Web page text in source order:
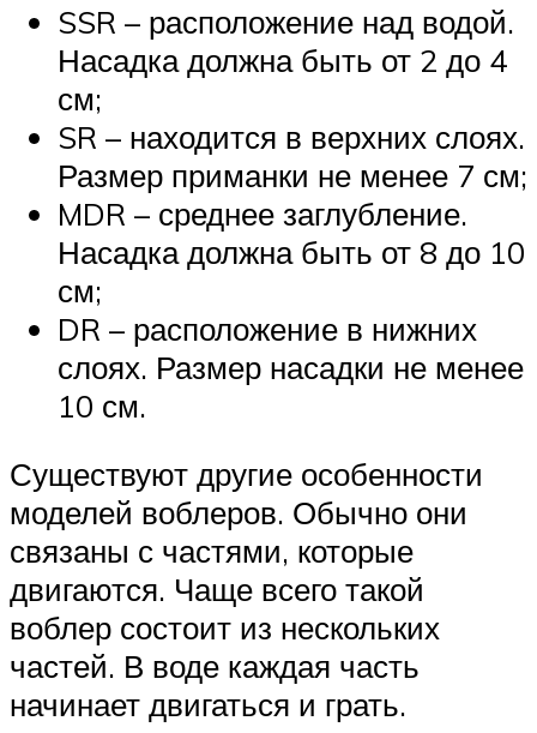
SSR – расположение над водой.
Насадка должна быть от 2 до 4
см;
SR – находится в верхних слоях.
Размер приманки не менее 7 см;
MDR – среднее заглубление.
Насадка должна быть от 8 до 10
см;
DR – расположение в нижних
слоях. Размер насадки не менее
10 см.
Существуют другие особенности
моделей воблеров. Обычно они
связаны с частями, которые
двигаются. Чаще всего такой
воблер состоит из нескольких
частей. В воде каждая часть
начинает двигаться и грать.